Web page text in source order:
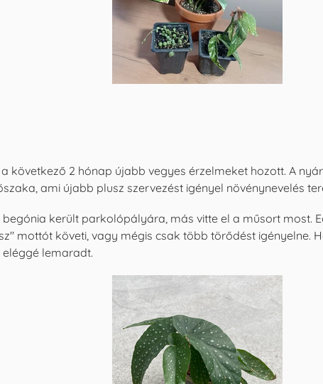
következő 2 hónap újabb vegyes érzelmeket hozott. A
ami újabb plusz szervezést igényel növénynevelés
került parkolópályára, más vitte el a műsort most.
mottót követi, vagy mégis csak több törődést igényelne.
eléggé lemaradt.